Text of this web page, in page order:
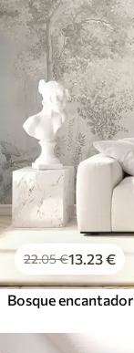
22.05€13 .23€
Bosque encantador